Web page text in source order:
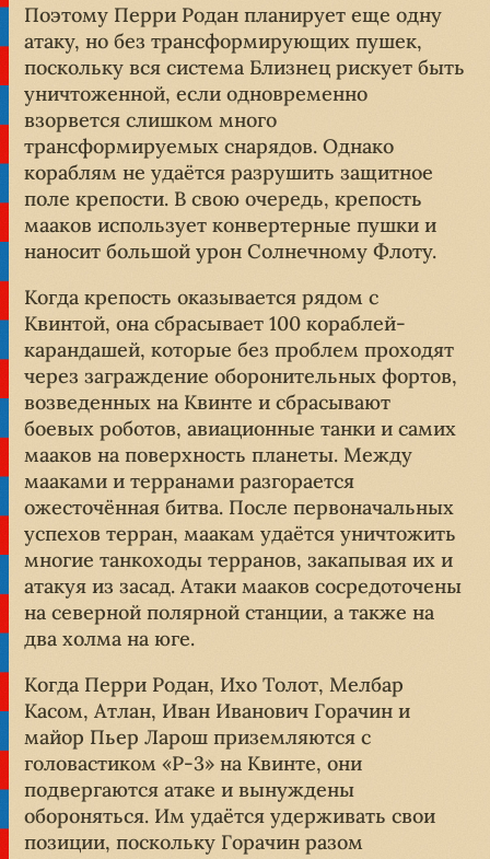
Поэтому Перри Родан планирует еще одну
атаку, но без трансформирующих пушек,
поскольку вся система Близнец рискует быть
уничтоженной, если одновременно
взорвется слишком много
трансформируемых снарядов. Однако
кораблям не удаётся разрушить защитное
поле крепости. В свою очередь, крепость
мааков использует конвертерные пушки и
наносит большой урон Солнечному Флоту.
Когда крепость оказывается рядом с
Квинтой, она сбрасывает 100 кораблей-
карандашей, которые без проблем проходят
через заграждение оборонительных фортов,
возведенных на Квинте и сбрасывают
боевых роботов, авиационные танки и самих
мааков на поверхность планеты. Между
мааками и терранами разгорается
ожесточённая битва. После первоначальных
успехов терран, маакам удаётся уничтожить
многие танкоходы терранов, закапывая их и
атакуя из засад. Атаки мааков сосредоточены
на северной полярной станции, а также на
два холма на юге.
Когда Перри Родан, Ихо Толот, Мелбар
Касом, Атлан, Иван Иванович Горачин и
майор Пьер Ларош приземляются с
головастиком «Р-3» на Квинте, они
подвергаются атаке и вынуждены
обороняться. Им удаётся удерживать свои
позиции, поскольку Горачин разом